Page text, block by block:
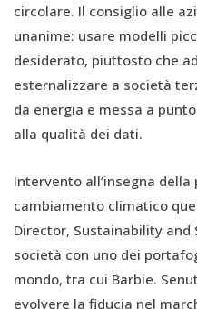
circolare. Il consiglio alle
unanime: usare modelli
desiderato, piuttosto che
esternalizzare a società
da energia e messa a
alla qualità dei dati.
Intervento all’insegna
cambiamento climatico
Director, Sustainability
società con uno dei
mondo, tra cui Barbie.
evolvere la fiducia nel